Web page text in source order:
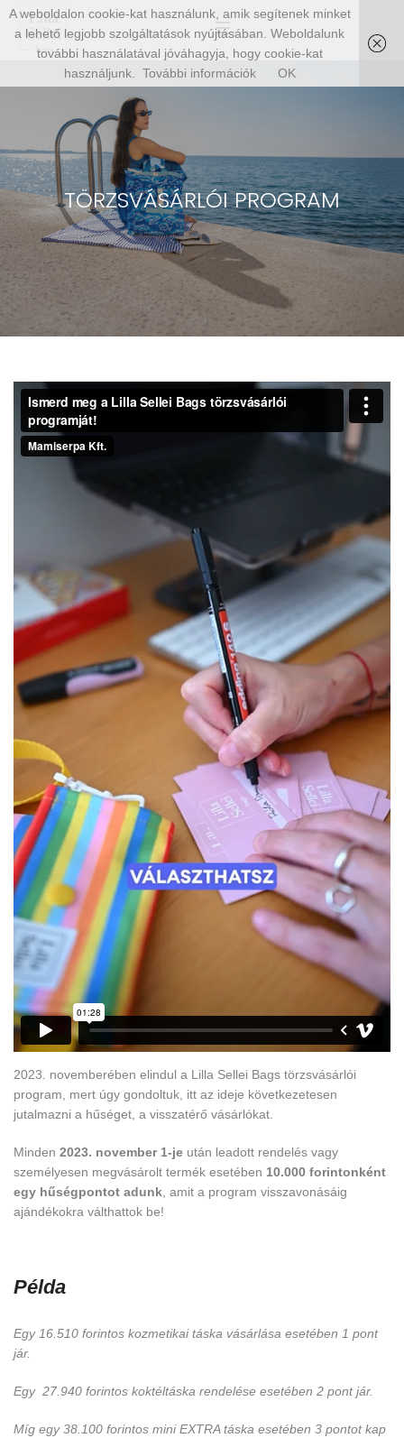
TÖRZSVÁSÁRLÓI PROGRAM
2023. novemberében elindul a Lilla Sellei Bags törzsvásárlói
program, mert úgy gondoltuk, itt az ideje következetesen
jutalmazni a hűséget, a visszatérő vásárlókat.
Minden 2023. november 1-je után leadott rendelés vagy
személyesen megvásárolt termék esetében 10.000 forintonként
egy hűségpontot adunk , amit a program visszavonásáig
ajándékokra válthattok be!
Példa
Egy 16.510 forintos kozmetikai táska vásárlása esetében 1 pont
jár.
Egy 27.940 forintos koktéltáska rendelése esetében 2 pont jár.
Míg egy 38.100 forintos mini EXTRA táska esetében 3 pontot kap
A weboldalon cookie-kat használunk, amik segítenek minket
a lehető legjobb szolgáltatások nyújtásában. Weboldalunk
további használatával jóváhagyja, hogy cookie-kat
használjunk.
További információk OK